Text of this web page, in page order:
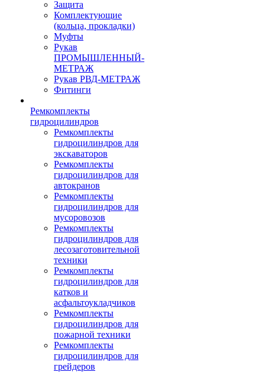
Защита
Комплектующие
(кольца, прокладки)
Муфты
Рукав
ПРОМЫШЛЕННЫЙ-
МЕТРАЖ
Рукав РВД-МЕТРАЖ
Фитинги
Ремкомплекты
гидроцилиндров
Ремкомплекты
гидроцилиндров для
экскаваторов
Ремкомплекты
гидроцилиндров для
автокранов
Ремкомплекты
гидроцилиндров для
мусоровозов
Ремкомплекты
гидроцилиндров для
лесозаготовительной
техники
Ремкомплекты
гидроцилиндров для
катков и
асфальтоукладчиков
Ремкомплекты
гидроцилиндров для
пожарной техники
Ремкомплекты
гидроцилиндров для
грейдеров